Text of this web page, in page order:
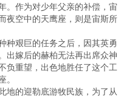
。作为对少年父亲的补偿，宙
夜空中的天鹰座，则是宙斯所
种艰巨的任务之后，因其英勇
出嫁后的赫柏无法再出席众神
负重望，出色地胜任了这个工
地的迎勒底游牧民族，为了从